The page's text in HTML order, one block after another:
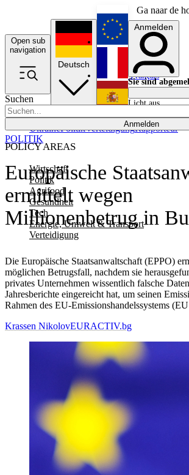
Ga naar de
Open sub
navigation
Suchen
Anmelden
POLICY AREAS
Wirtschaft
Politik
Agrifood
Gesundheit
Tech
Energie, Umwelt & Transport
Verteidigung
UkrainePolitikVerteidigungRapporteur
Deutsch
English
Français
Anmelden
Sie sind
Licht aus
Europäische
ermittelt wegen
Millionenbetrug in
Die Europäische Staatsanwaltschaft (EPPO)
möglichen Betrugsfall, nachdem sie
privates Unternehmen wissentlich falsche
Jahresberichte eingereicht hat, um seinen
Rahmen des EU-Emissionshandelssystems
POLITIK
Krassen NikolovEURACTIV.bg